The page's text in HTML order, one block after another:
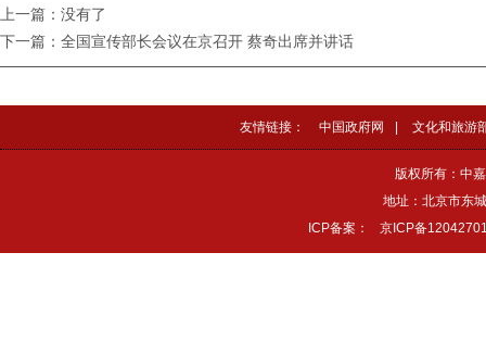
上一篇：没有了
下一篇：全国宣传部长会议在京召开 蔡奇出席并讲话
友情链接： 中国政府网 文化和旅游
版权所有：中
地址：北京市东
ICP备案：
京ICP备